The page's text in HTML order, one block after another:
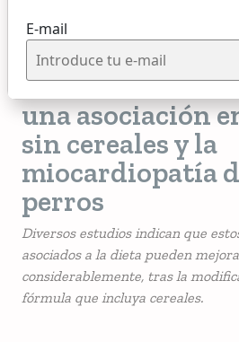
E-mail
Lunes, 09 de Febrero, 2026
La evidencia
una asociación
sin cereales y la
miocardiopatía
perros
Diversos estudios indican que
asociados a la dieta pueden
considerablemente, tras la
fórmula que incluya cereales.